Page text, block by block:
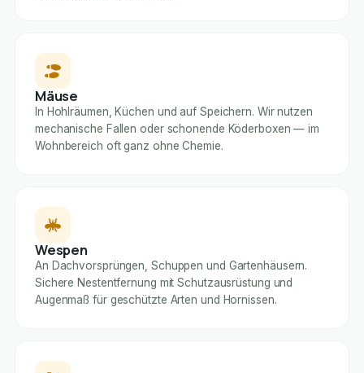
Mäuse
In Hohlräumen, Küchen und auf Speichern. Wir nutzen
mechanische Fallen oder schonende Köderboxen — im
Wohnbereich oft ganz ohne Chemie.
Wespen
An Dachvorsprüngen, Schuppen und Gartenhäusern.
Sichere Nestentfernung mit Schutzausrüstung und
Augenmaß für geschützte Arten und Hornissen.